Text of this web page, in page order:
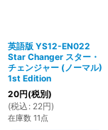
英語版 YS12-EN022
Star Changer スター・
チェンジャー (ノーマル)
1st Edition
20円(税別)
(税込 : 22円)
在庫数 11点